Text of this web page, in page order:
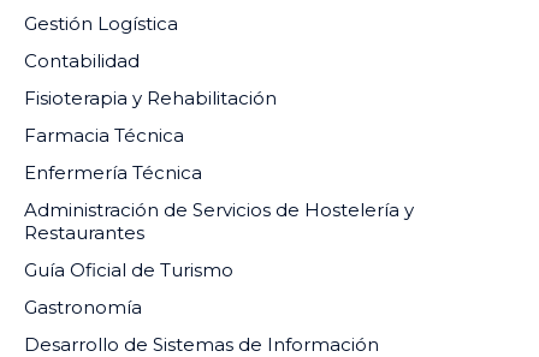
Gestión Logística
Contabilidad
Fisioterapia y Rehabilitación
Farmacia Técnica
Enfermería Técnica
Administración de Servicios de Hostelería y
Restaurantes
Guía Oficial de Turismo
Gastronomía
Desarrollo de Sistemas de Información